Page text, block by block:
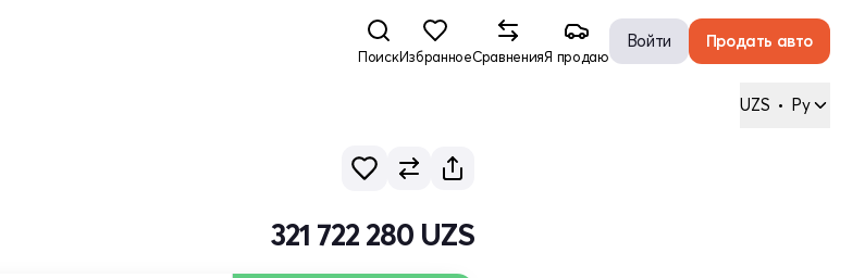
ПоискИзбранноеСравненияЯ продаю
Войти Продать авто
UZS • Ру
321 722 280 UZS